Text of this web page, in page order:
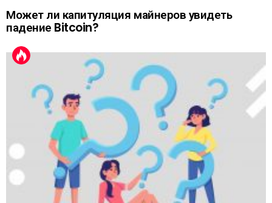
Может ли капитуляция майнеров увидеть
падение Bitcoin?